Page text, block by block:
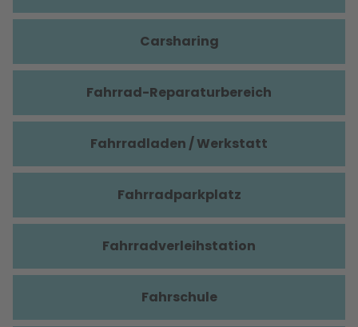
Carsharing
Fahrrad-Reparaturbereich
Fahrradladen / Werkstatt
Fahrradparkplatz
Fahrradverleihstation
Fahrschule